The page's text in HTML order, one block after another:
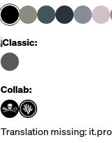
Classic:
Collab:
Translation missing: